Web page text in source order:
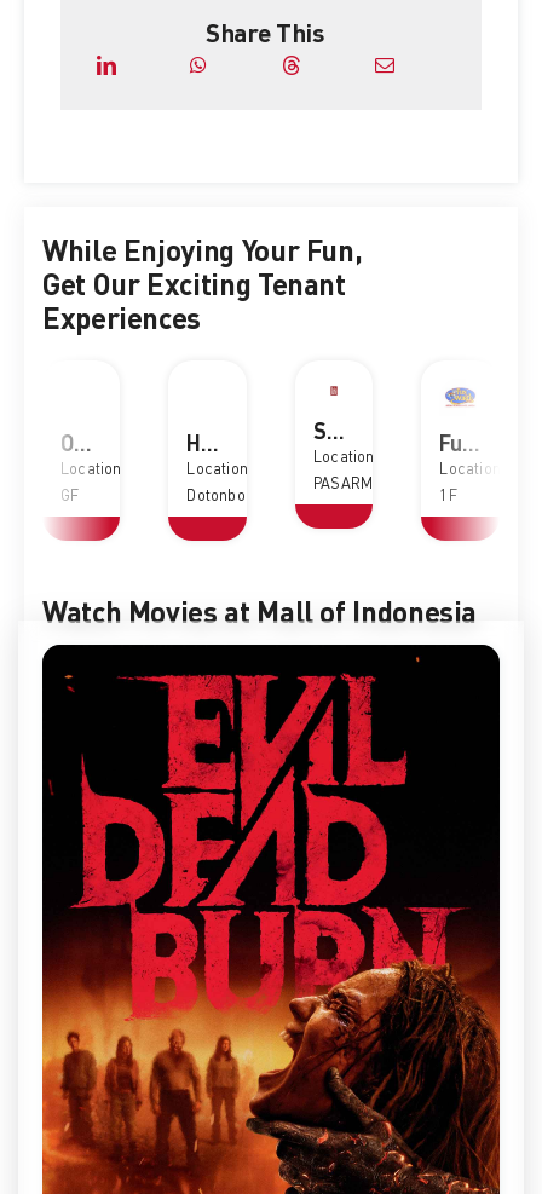
Share This
While Enjoying Your Fun,
Get Our Exciting Tenant
Experiences
Oppo
Location:
GF
Happy Lemon
Location:
Dotonbori
SOKA Fresh Fishball
Location:
PASARMOI
Funworld
Location:
1F
Watch Movies at Mall of Indonesia